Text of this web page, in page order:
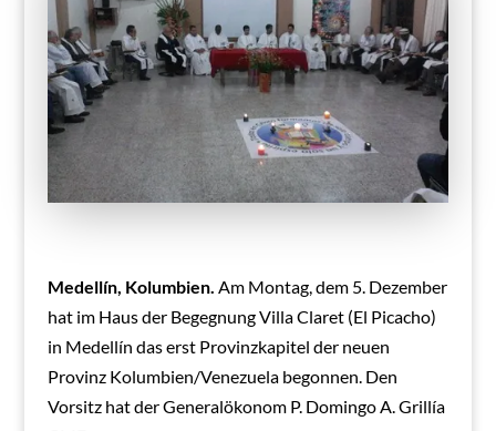
Medellín, Kolumbien. Am Montag, dem 5. Dezember
hat im Haus der Begegnung Villa Claret (El Picacho)
in Medellín das erst Provinzkapitel der neuen
Provinz Kolumbien/Venezuela begonnen. Den
Vorsitz hat der Generalökonom P. Domingo A. Grillía